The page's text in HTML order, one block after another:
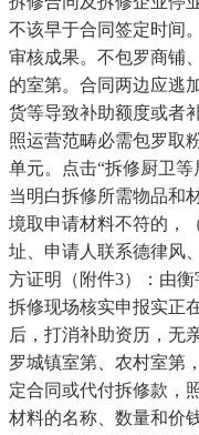
不该早于合同签定时间
审核成果。不包罗商铺
的室第。合同两边应逃
货等导致补助额度或者
照运营范畴必需包罗取
单元。点击“拆修厨卫
当明白拆修所需物品和
境取申请材料不符的，
址、申请人联系德律风
方证明（附件3）：由
拆修现场核实申报实正
后，打消补助资历，无
罗城镇室第、农村室第
定合同或代付拆修款，
材料的名称、数量和价